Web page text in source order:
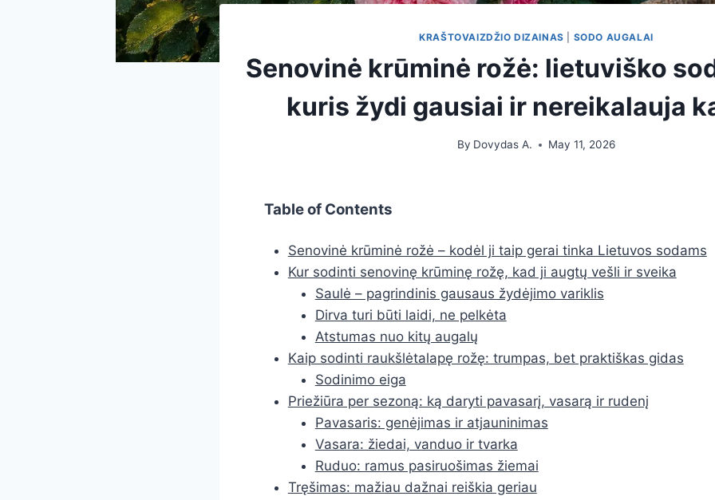
KRAŠTOVAIZDŽIO DIZAINAS SODO AUGALAI
Senovinė krūminė rožė: lietuviško
kuris žydi gausiai ir nereikalauja
By Dovydas A. May 11, 2026
Table of Contents
Senovinė krūminė rožė – kodėl ji taip gerai tinka Lietuvos sodams
Kur sodinti senovinę krūminę rožę, kad ji augtų vešli ir sveika
Saulė – pagrindinis gausaus žydėjimo variklis
Dirva turi būti laidi, ne pelkėta
Atstumas nuo kitų augalų
Kaip sodinti raukšlėtalapę rožę: trumpas, bet praktiškas gidas
Sodinimo eiga
Priežiūra per sezoną: ką daryti pavasarį, vasarą ir rudenį
Pavasaris: genėjimas ir atjauninimas
Vasara: žiedai, vanduo ir tvarka
Ruduo: ramus pasiruošimas žiemai
Tręšimas: mažiau dažnai reiškia geriau